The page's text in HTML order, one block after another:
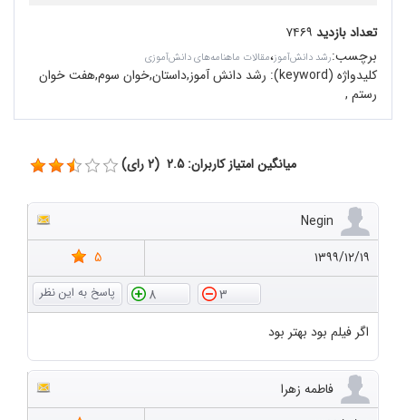
تعداد بازدید ۷۴۶۹
برچسب:رشد دانش‌آموز،مقالات ماهنامه‌های دانش‌آموزی
کلیدواژه (keyword):
رشد دانش آموز,داستان,خوان سوم,هفت خوان
رستم ,
میانگین امتیاز کاربران: 2.5 (2 رای)
Negin
۱۳۹۹/۱۲/۱۹
5
3
8
اگر فیلم بود بهتر بود
فاطمه زهرا